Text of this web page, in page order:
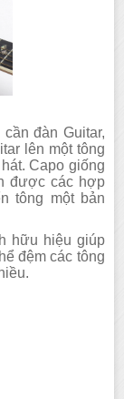
đàn Guitar,
lên một tông
Capo giống
được các hợp
tông một bản
hữu hiệu giúp
đệm các tông